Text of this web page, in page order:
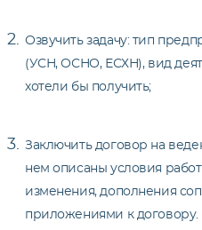
Озвучить задачу: тип
(УСН, ОСНО, ЕСХН), вид
хотели бы получить;
Заключить договор на
нем описаны условия
изменения, дополнения
приложениями к договору.